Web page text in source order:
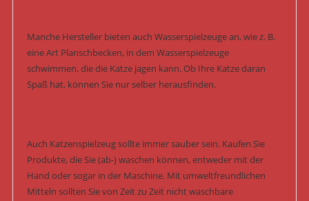
Manche Hersteller bieten auch Wasserspielzeuge an, wie z. B.
eine Art Planschbecken, in dem Wasserspielzeuge
schwimmen, die die Katze jagen kann. Ob Ihre Katze daran
Spaß hat, können Sie nur selber herausfinden.
Auch Katzenspielzeug sollte immer sauber sein. Kaufen Sie
Produkte, die Sie (ab-) waschen können, entweder mit der
Hand oder sogar in der Maschine. Mit umweltfreundlichen
Mitteln sollten Sie von Zeit zu Zeit nicht waschbare